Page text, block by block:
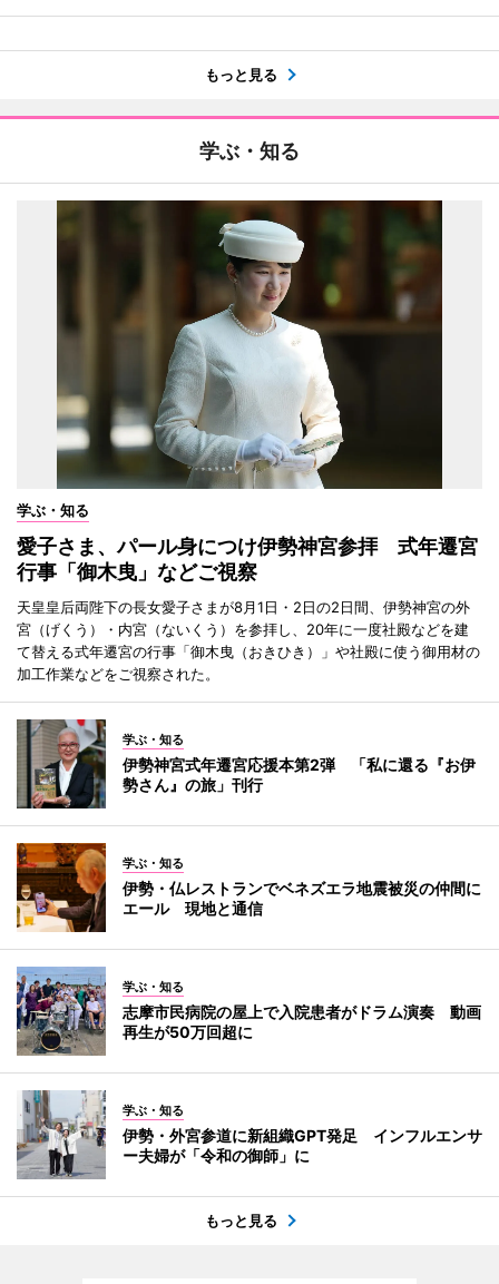
もっと見る
学ぶ・知る
学ぶ・知る
愛子さま、パール身につけ伊勢神宮参拝 式年遷宮
行事「御木曳」などご視察
天皇皇后両陛下の長女愛子さまが8月1日・2日の2日間、伊勢神宮の外
宮（げくう）・内宮（ないくう）を参拝し、20年に一度社殿などを建
て替える式年遷宮の行事「御木曳（おきひき）」や社殿に使う御用材の
加工作業などをご視察された。
学ぶ・知る
伊勢神宮式年遷宮応援本第2弾 「私に還る『お伊
勢さん』の旅」刊行
学ぶ・知る
伊勢・仏レストランでベネズエラ地震被災の仲間に
エール 現地と通信
学ぶ・知る
志摩市民病院の屋上で入院患者がドラム演奏 動画
再生が50万回超に
学ぶ・知る
伊勢・外宮参道に新組織GPT発足 インフルエンサ
ー夫婦が「令和の御師」に
もっと見る